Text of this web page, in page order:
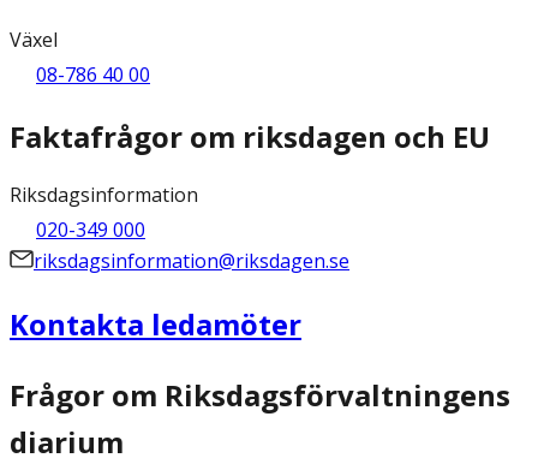
Växel
08-786 40 00
Faktafrågor om riksdagen och EU
Riksdagsinformation
020-349 000
riksdagsinformation@riksdagen.se
Kontakta ledamöter
Frågor om Riksdagsförvaltningens
diarium